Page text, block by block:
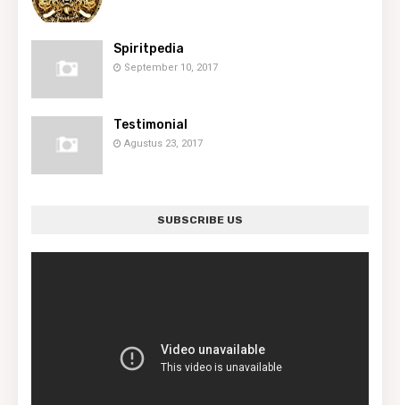
Spiritpedia
September 10, 2017
Testimonial
Agustus 23, 2017
SUBSCRIBE US